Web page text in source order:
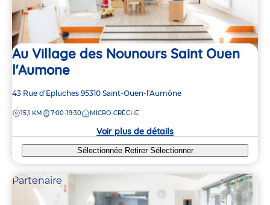
Au Village des Nounours Saint Ouen
l'Aumone
Adresse
la
43 Rue d'Epluches 95310 Saint-Ouen-l'Aumône
DISTANCE
15,1 KM 7:00-19:30 MICRO-CRÈCHE
Voir plus de détails
Sélectionnée Retirer Sélectionner
Partenaire